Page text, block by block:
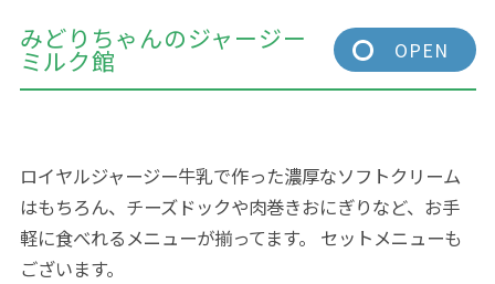
みどりちゃんのジャージー
ミルク館 OPEN
ロイヤルジャージー牛乳で作った濃厚なソフトクリーム
はもちろん、チーズドックや肉巻きおにぎりなど、お手
軽に食べれるメニューが揃ってます。 セットメニューも
ございます。